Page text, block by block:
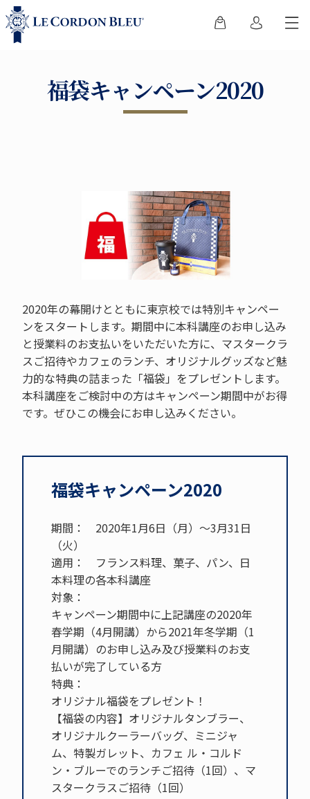
福袋キャンペーン2020
2020年の幕開けとともに東京校では特別キャンペー
ンをスタートします。期間中に本科講座のお申し込み
と授業料のお支払いをいただいた方に、マスタークラ
スご招待やカフェのランチ、オリジナルグッズなど魅
力的な特典の詰まった「福袋」をプレゼントします。
本科講座をご検討中の方はキャンペーン期間中がお得
です。ぜひこの機会にお申し込みください。
福袋キャンペーン2020
期間： 2020年1月6日（月）～3月31日
（火）
適用： フランス料理、菓子、パン、日
本料理の各本科講座
対象：
キャンペーン期間中に上記講座の2020年
春学期（4月開講）から2021年冬学期（1
月開講）のお申し込み及び授業料のお支
払いが完了している方
特典：
オリジナル福袋をプレゼント！
【福袋の内容】オリジナルタンブラー、
オリジナルクーラーバッグ、ミニジャ
ム、特製ガレット、カフェ ル・コルド
ン・ブルーでのランチご招待（1回）、マ
スタークラスご招待（1回）